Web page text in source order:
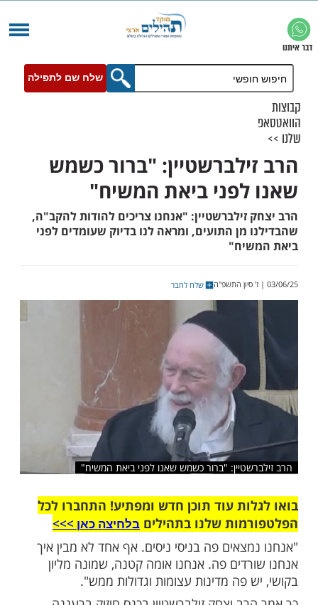
שלח שם לתפילה
"ברור כשמש
ביאת המשיח"
מן התועים, ומראה לנו בדיוק שעומדים לפני
שלח לחבר
"ברור כשמש שאנו לפני ביאת המשיח"